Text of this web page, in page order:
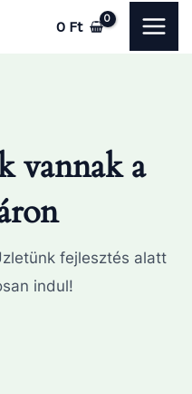
0 Ft
vannak a
fejlesztés alatt
indul!